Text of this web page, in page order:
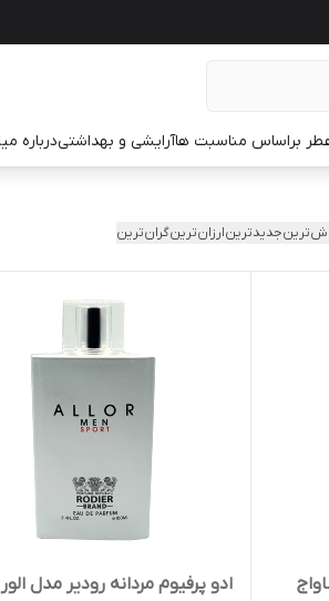
براساس مناسبت هاآرایشی و بهداشتیدرباره
جدیدترینارزان‌ترینگران‌ترین
ادو پرفیوم مردانه رودیر مدل